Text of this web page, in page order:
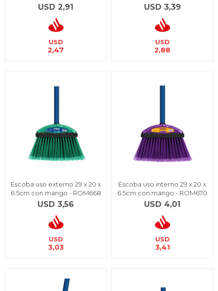
USD 2,91
USD
2,47
USD 3,39
USD
2,88
Escoba uso externo 29 x 20 x
6.5cm con mango - ROM668
USD 3,56
USD
3,03
Escoba uso interno 29 x 20 x
6.5cm con mango - ROM670
USD 4,01
USD
3,41